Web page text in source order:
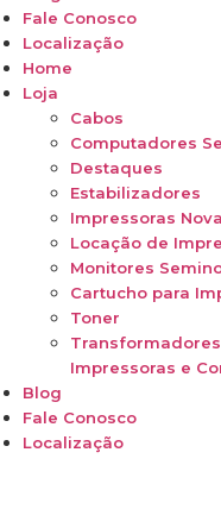
Fale Conosco
Localização
Home
Loja
Cabos
Computadores
Destaques
Estabilizadores
Impressoras
Locação de
Monitores
Cartucho para
Toner
Impressoras e
Blog
Fale Conosco
Localização